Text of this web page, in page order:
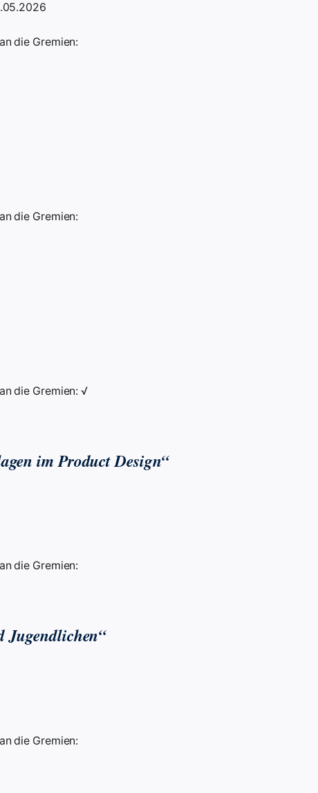
die Gremien:
die Gremien:
die Gremien: √
im Product Design“
die Gremien:
Jugendlichen“
die Gremien: